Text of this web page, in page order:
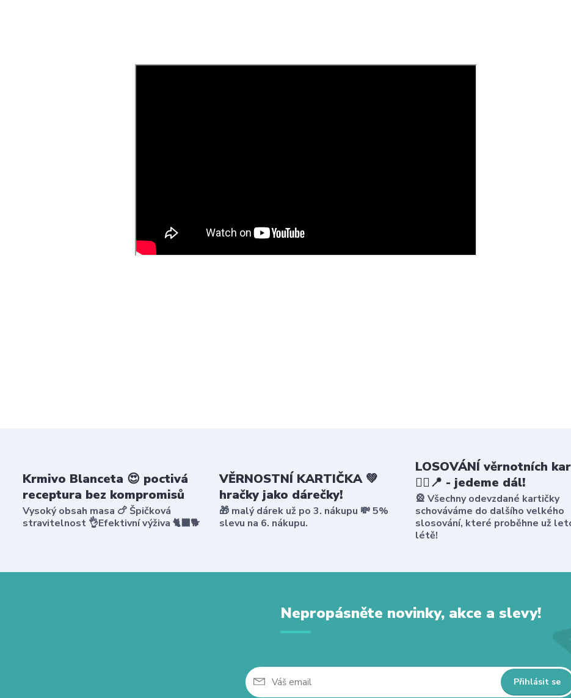
Krmivo Blanceta 😍 poctivá
receptura bez kompromisů
Vysoký obsah masa 🍗 Špičková
stravitelnost 👌Efektivní výživa 🐈‍⬛🐕
VĚRNOSTNÍ KARTIČKA 💚
hračky jako dárečky!
🎁 malý dárek už po 3. nákupu 💸 5%
slevu na 6. nákupu.
LOSOVÁNÍ věrnotních
🤸‍♀️📍 - jedeme dál!
🎡 Všechny odevzdané kartičky
schováváme do dalšího velkého
slosování, které proběhne už
létě!
Nepropásněte novinky, akce a slevy!
Přihlásit se